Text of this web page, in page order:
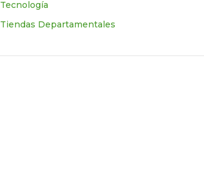
Tecnologí­a
Tiendas Departamentales